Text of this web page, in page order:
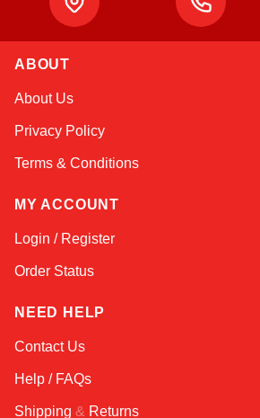
ABOUT
About Us
Privacy Policy
Terms & Conditions
MY ACCOUNT
Login / Register
Order Status
NEED HELP
Contact Us
Help / FAQs
Shipping & Returns